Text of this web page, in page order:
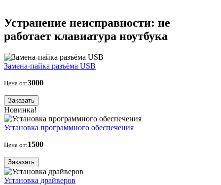
Устранение неисправности: не
работает клавиатура ноутбука
Замена-пайка разъёма USB
Цена от:3000
Заказать
Новинка!
Установка программного обеспечения
Цена от:1500
Заказать
Установка драйверов